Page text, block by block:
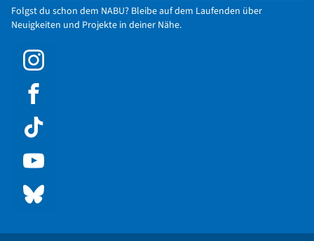
Folgst du schon dem NABU? Bleibe auf dem Laufenden über
Neuigkeiten und Projekte in deiner Nähe.